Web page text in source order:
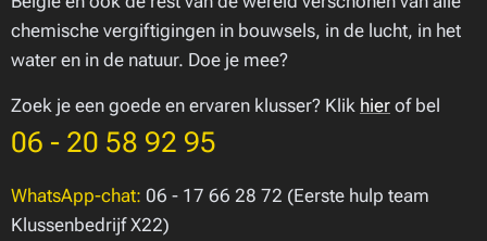
chemische vergiftigingen in bouwsels, in de lucht, in het
water en in de natuur. Doe je mee?
Zoek je een goede en ervaren klusser? Klik hier of bel
06 - 20 58 92 95
WhatsApp-chat: 06 - 17 66 28 72 (Eerste hulp team
Klussenbedrijf X22)